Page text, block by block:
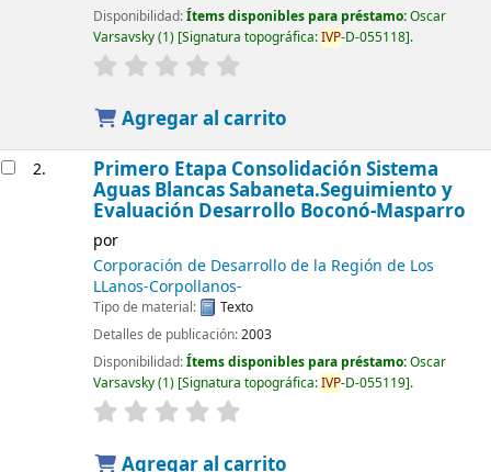
Disponibilidad:Ítems disponibles para préstamo:Oscar
Varsavsky(1) Signatura topográfica:IVP-D-055118 .
Agregar al carrito
2. Primero Etapa Consolidación Sistema
Aguas Blancas Sabaneta.Seguimiento y
Evaluación Desarrollo Boconó-Masparro
por
Corporación de Desarrollo de la Región de Los
LLanos-Corpollanos-
Tipo de material:
Texto
Detalles de publicación:2003
Disponibilidad:Ítems disponibles para préstamo:Oscar
Varsavsky(1) Signatura topográfica:IVP-D-055119 .
Agregar al carrito